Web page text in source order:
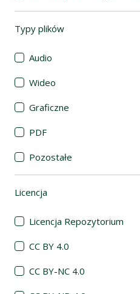
Typy plików
Audio
Wideo
Graficzne
PDF
Pozostałe
Licencja
Licencja Repozytorium
CC BY 4.0
CC BY-NC 4.0